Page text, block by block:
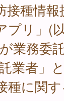
種情報
プリ」(
業務委
業者」
種に関